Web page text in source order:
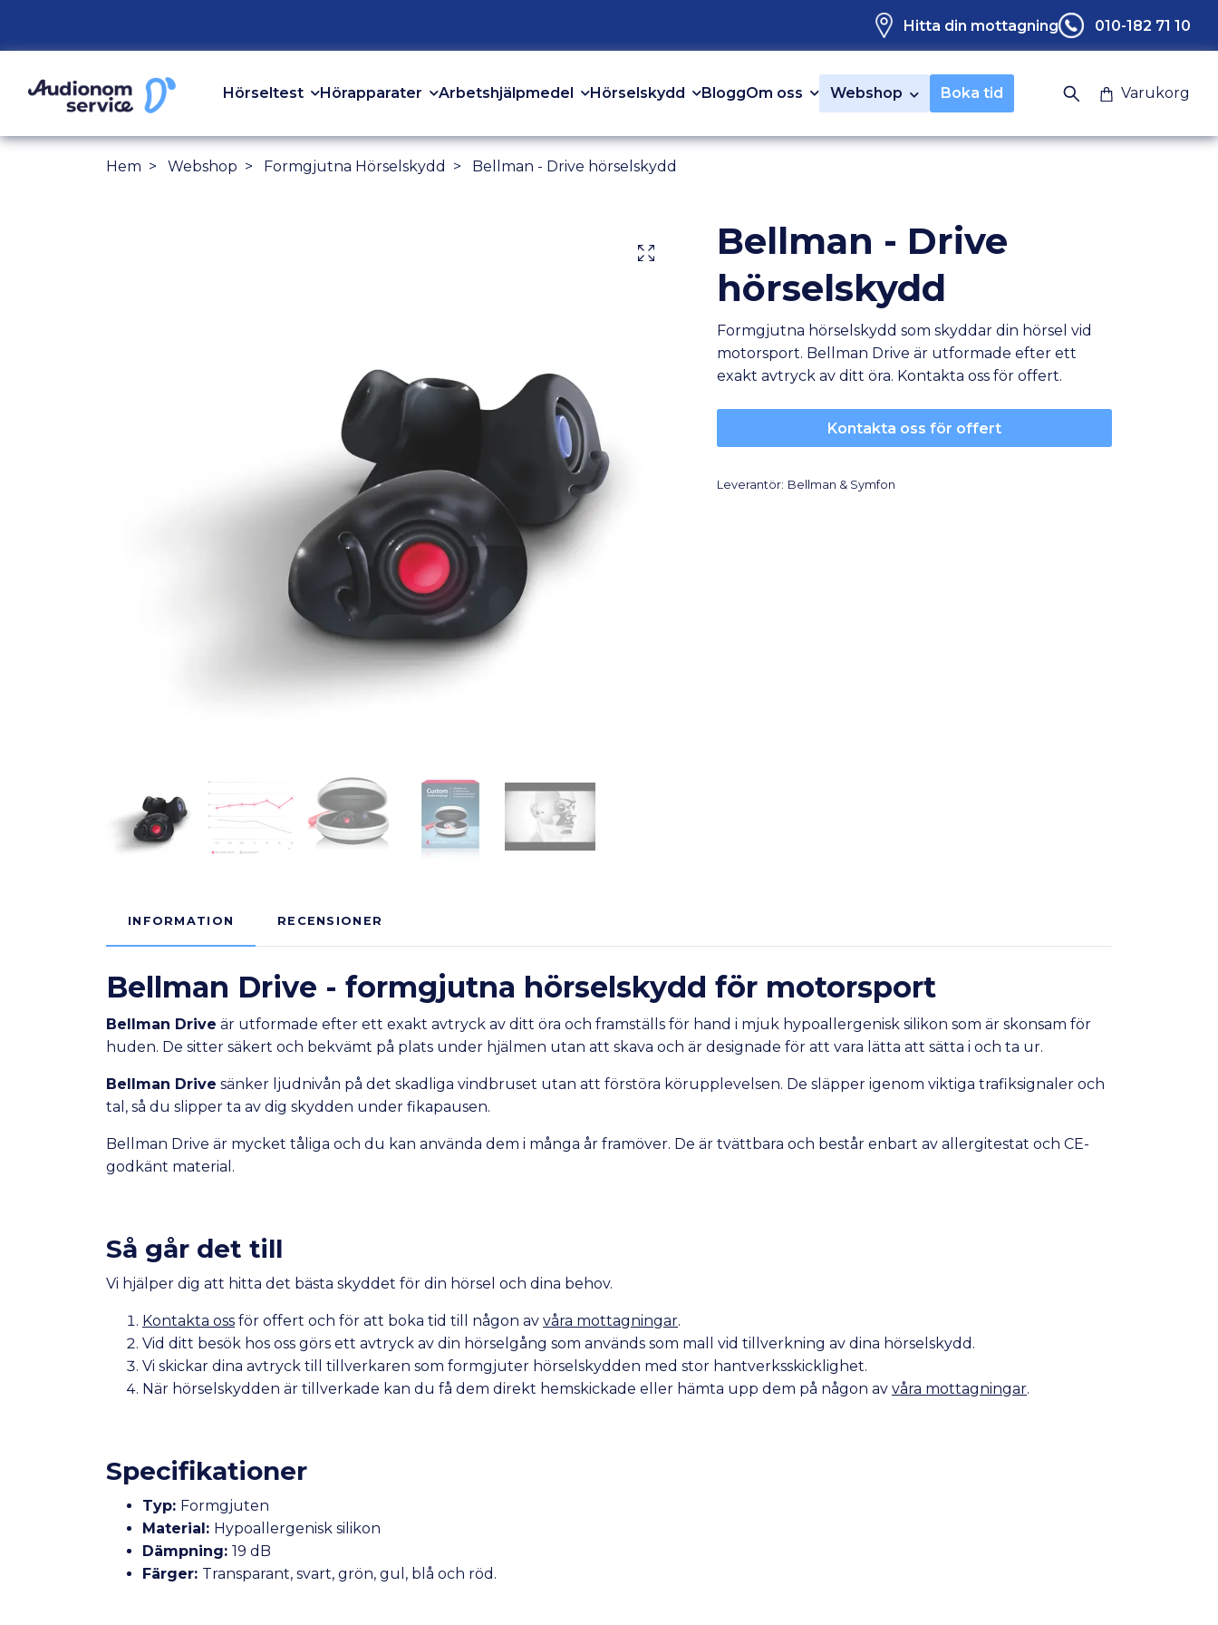
Hitta din mottagning 010-182 71 10
Hörseltest Hörapparater Arbetshjälpmedel Hörselskydd BloggOm oss Webshop Boka tid Varukorg
Hem Webshop Formgjutna Hörselskydd Bellman - Drive hörselskydd
Bellman - Drive
hörselskydd
Formgjutna hörselskydd som skyddar din hörsel vid
motorsport. Bellman Drive är utformade efter ett
exakt avtryck av ditt öra. Kontakta oss för offert.
Kontakta oss för offert
Leverantör: Bellman & Symfon
INFORMATION RECENSIONER
Bellman Drive - formgjutna hörselskydd för motorsport
Bellman Drive är utformade efter ett exakt avtryck av ditt öra och framställs för hand i mjuk hypoallergenisk silikon som är skonsam för
huden. De sitter säkert och bekvämt på plats under hjälmen utan att skava och är designade för att vara lätta att sätta i och ta ur.
Bellman Drive sänker ljudnivån på det skadliga vindbruset utan att förstöra körupplevelsen. De släpper igenom viktiga trafiksignaler och
tal, så du slipper ta av dig skydden under fikapausen.
Bellman Drive är mycket tåliga och du kan använda dem i många år framöver. De är tvättbara och består enbart av allergitestat och CE-
godkänt material.
Så går det till
Vi hjälper dig att hitta det bästa skyddet för din hörsel och dina behov.
Kontakta oss för offert och för att boka tid till någon av våra mottagningar.
Vid ditt besök hos oss görs ett avtryck av din hörselgång som används som mall vid tillverkning av dina hörselskydd.
Vi skickar dina avtryck till tillverkaren som formgjuter hörselskydden med stor hantverksskicklighet.
När hörselskydden är tillverkade kan du få dem direkt hemskickade eller hämta upp dem på någon av våra mottagningar.
Specifikationer
Typ: Formgjuten
Material: Hypoallergenisk silikon
Dämpning: 19 dB
Färger: Transparant, svart, grön, gul, blå och röd.